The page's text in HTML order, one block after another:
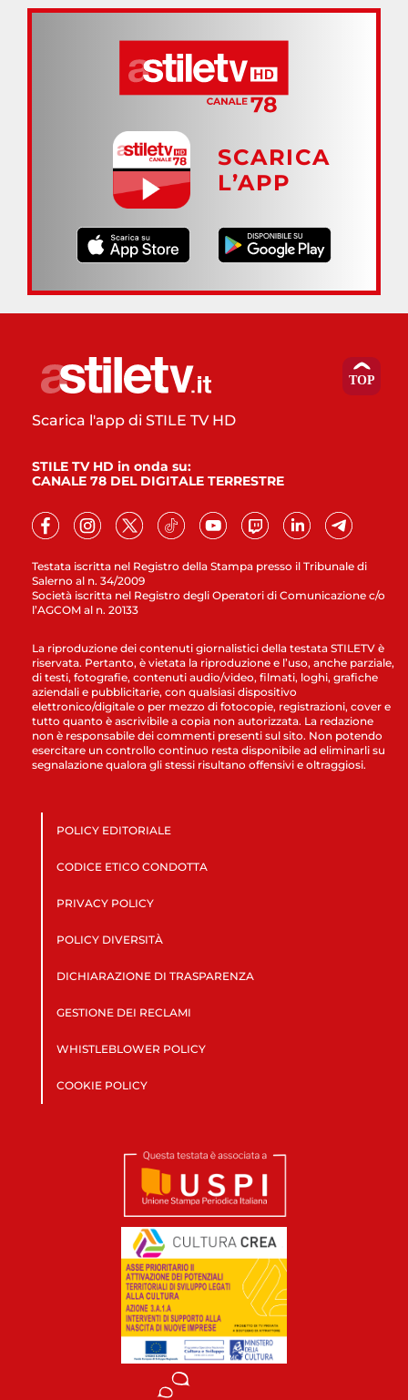
SCARICA
L’APP
Testata iscritta nel Registro della Stampa presso il Tribunale di
Salerno al n. 34/2009
Società iscritta nel Registro degli Operatori di Comunicazione c/o
l’AGCOM al n. 20133
Scarica l'app di STILE TV HD
STILE TV HD in onda su:
CANALE 78 DEL DIGITALE TERRESTRE
La riproduzione dei contenuti giornalistici della testata STILETV è
riservata. Pertanto, è vietata la riproduzione e l’uso, anche parziale,
di testi, fotografie, contenuti audio/video, filmati, loghi, grafiche
aziendali e pubblicitarie, con qualsiasi dispositivo
elettronico/digitale o per mezzo di fotocopie, registrazioni, cover e
tutto quanto è ascrivibile a copia non autorizzata. La redazione
non è responsabile dei commenti presenti sul sito. Non potendo
esercitare un controllo continuo resta disponibile ad eliminarli su
segnalazione qualora gli stessi risultano offensivi e oltraggiosi.
POLICY EDITORIALE
CODICE ETICO CONDOTTA
PRIVACY POLICY
POLICY DIVERSITÀ
DICHIARAZIONE DI TRASPARENZA
GESTIONE DEI RECLAMI
WHISTLEBLOWER POLICY
COOKIE POLICY